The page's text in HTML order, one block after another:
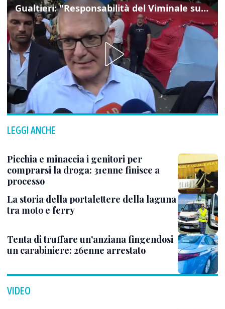
Gualtieri: "Responsabilità del Viminale su Spin Time? La posizione dei partiti è nota"
LEGGI ANCHE
Picchia e minaccia i genitori per
comprarsi la droga: 31enne finisce a
processo
La storia della portalettere della laguna
tra moto e ferry
Tenta di truffare un'anziana fingendosi
un carabiniere: 26enne arrestato
VIDEO